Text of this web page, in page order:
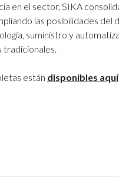
en el sector, SIKA
las posibilidades
suministro y
tradicionales.
están disponibles aquí.